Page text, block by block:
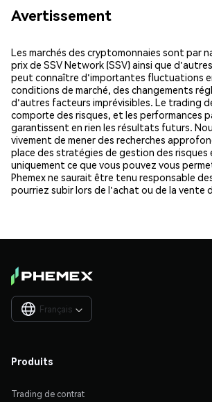
Avertissement
Les marchés des cryptomonnaies sont par
prix de SSV Network (SSV) ainsi que
peut connaître d'importantes fluctuations
conditions de marché, des changements
d'autres facteurs imprévisibles. Le trading
comporte des risques, et les performances
garantissent en rien les résultats futurs.
vivement de mener des recherches
place des stratégies de gestion des risques
uniquement ce que vous pouvez vous
Phemex ne saurait être tenu responsable
pourriez subir lors de l'achat ou de la vente
Français 
Produits
Trading de contrat